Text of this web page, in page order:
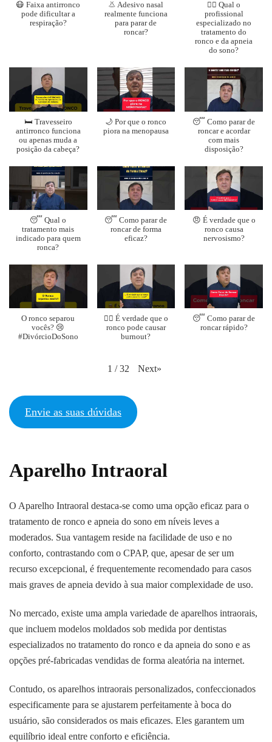
😷 Faixa antirronco
pode dificultar a
respiração?
👃 Adesivo nasal
realmente funciona
para parar de
roncar?
👨‍⚕️ Qual o
profissional
especializado no
tratamento do
ronco e da apneia
do sono?
🛏️ Travesseiro
antirronco funciona
ou apenas muda a
posição da cabeça?
🌙 Por que o ronco
piora na menopausa
😴 Como parar de
roncar e acordar
com mais
disposição?
😴 Qual o
tratamento mais
indicado para quem
ronca?
😴 Como parar de
roncar de forma
eficaz?
😠 É verdade que o
ronco causa
nervosismo?
O ronco separou
vocês? 😢
#DivórcioDoSono
😵‍💫 É verdade que o
ronco pode causar
burnout?
😴 Como parar de
roncar rápido?
1 / 32 Next»
Envie as suas dúvidas
Aparelho Intraoral
O Aparelho Intraoral destaca-se como uma opção eficaz para o
tratamento de ronco e apneia do sono em níveis leves a
moderados. Sua vantagem reside na facilidade de uso e no
conforto, contrastando com o CPAP, que, apesar de ser um
recurso excepcional, é frequentemente recomendado para casos
mais graves de apneia devido à sua maior complexidade de uso.
No mercado, existe uma ampla variedade de aparelhos intraorais,
que incluem modelos moldados sob medida por dentistas
especializados no tratamento do ronco e da apneia do sono e as
opções pré-fabricadas vendidas de forma aleatória na internet.
Contudo, os aparelhos intraorais personalizados, confeccionados
especificamente para se ajustarem perfeitamente à boca do
usuário, são considerados os mais eficazes. Eles garantem um
equilíbrio ideal entre conforto e eficiência.